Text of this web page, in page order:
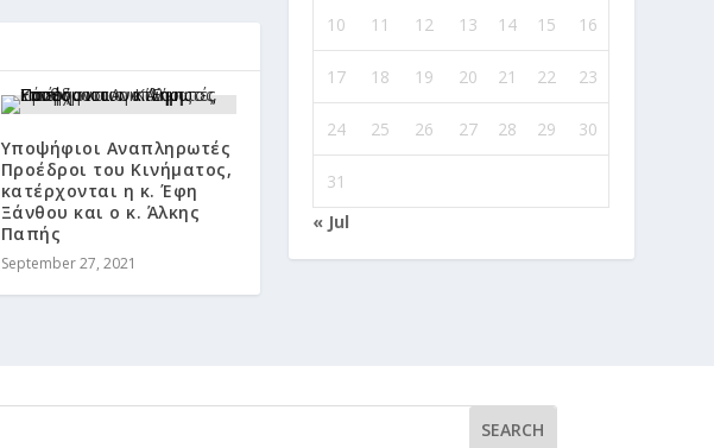
Υποψήφιοι Αναπληρωτές
Προέδροι του Κινήματος,
κατέρχονται η κ. Έφη
Ξάνθου και ο κ. Άλκης
Παπής
September 27, 2021
10 11 12 13 14 15 16
17 18 19 20 21 22 23
24 25 26 27 28 29 30
31
« Jul